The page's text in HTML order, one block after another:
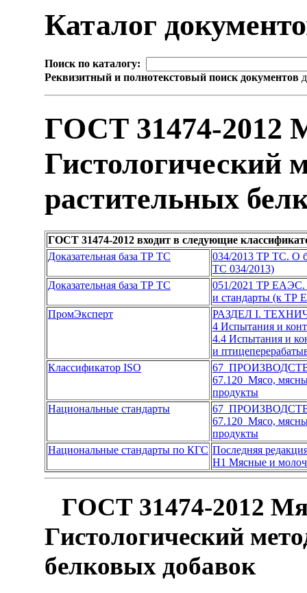
Каталог
Поиск по каталогу:
Реквизитный и полнотекстовый поиск документов
ГОСТ 31474-2012
Гистологический
растительных
ГОСТ 31474-2012 входит в следующие
Доказательная база ТР ТС
034/2013 ТР ТС. О
ТС 034/2013)
Доказательная база ТР ТС
051/2021 ТР ЕАЭС.
и стандарты (к ТР
ПромЭксперт
РАЗДЕЛ I.
4 Испытания и
4.4 Испытания и
и
Классификатор ISO
67
67.120 Мясо,
продукты
Национальные стандарты
67
67.120 Мясо,
продукты
Национальные стандарты по КГС Последняя
Н1 Мясные и
ГОСТ 31474-2012
Гистологический
белковых добавок